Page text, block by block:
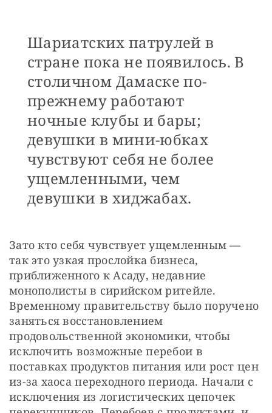
Шариатских патрулей в
стране пока не появилось. В
столичном Дамаске по-
прежнему работают
ночные клубы и бары;
девушки в мини-юбках
чувствуют себя не более
ущемленными, чем
девушки в хиджабах.
Зато кто себя чувствует ущемленным —
так это узкая прослойка бизнеса,
приближенного к Асаду, недавние
монополисты в сирийском ритейле.
Временному правительству было поручено
заняться восстановлением
продовольственной экономики, чтобы
исключить возможные перебои в
поставках продуктов питания или рост цен
из-за хаоса переходного периода. Начали с
исключения из логистических цепочек